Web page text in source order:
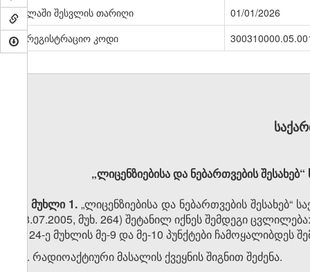
ძალაში შესვლის თარიღი
01/01/2026
სარეგისტრაციო კოდი
„ლიცენზიებისა და ნებართვების
მუხლი 1. „ლიცენზიებისა და ნებართვების
18.07.2005, მუხ. 264) შეტანილ იქნეს შემდეგი ცვლილება:
1. 24-ე მუხლის მე-9 და მე-10 პუნქტები ჩამოყალიბდეს
„9. რადიოაქტიური მასალის ქვეყნის შიგნით შეძენა.